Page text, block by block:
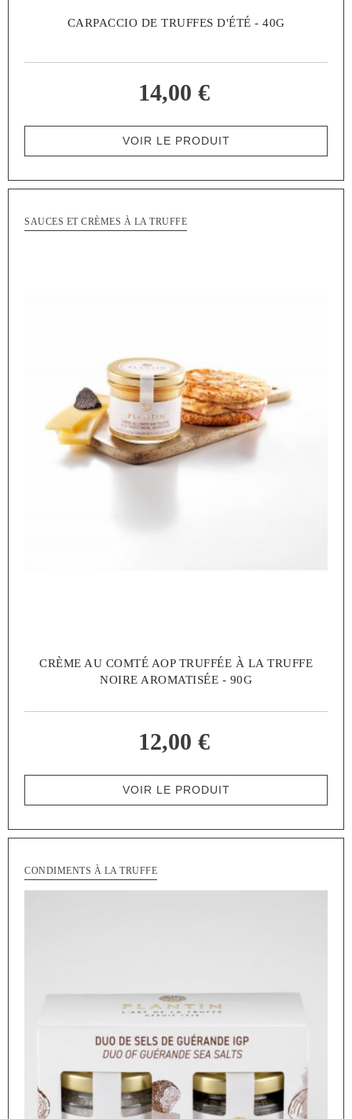
CARPACCIO DE TRUFFES D'ÉTÉ - 40G
14,00 €
VOIR LE PRODUIT
SAUCES ET CRÈMES À LA TRUFFE
CRÈME AU COMTÉ AOP TRUFFÉE À LA TRUFFE
NOIRE AROMATISÉE - 90G
12,00 €
VOIR LE PRODUIT
CONDIMENTS À LA TRUFFE